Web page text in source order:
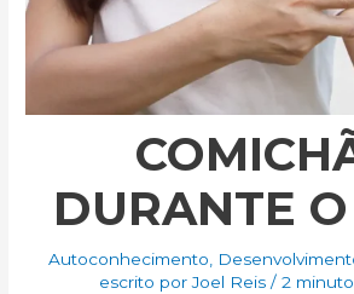
DURANTE
Autoconhecimento,
escrito por Joel Reis / 2